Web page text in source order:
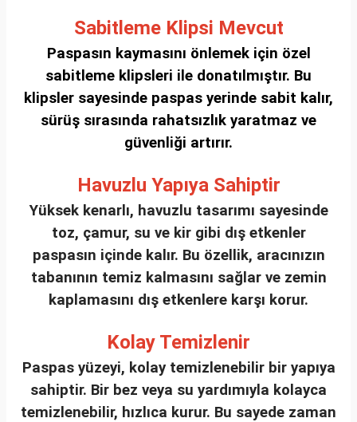
Sabitleme Klipsi Mevcut
Paspasın kaymasını önlemek için özel
sabitleme klipsleri ile donatılmıştır. Bu
klipsler sayesinde paspas yerinde sabit kalır,
sürüş sırasında rahatsızlık yaratmaz ve
güvenliği artırır.
Havuzlu Yapıya Sahiptir
Yüksek kenarlı, havuzlu tasarımı sayesinde
toz, çamur, su ve kir gibi dış etkenler
paspasın içinde kalır. Bu özellik, aracınızın
tabanının temiz kalmasını sağlar ve zemin
kaplamasını dış etkenlere karşı korur.
Kolay Temizlenir
Paspas yüzeyi, kolay temizlenebilir bir yapıya
sahiptir. Bir bez veya su yardımıyla kolayca
temizlenebilir, hızlıca kurur. Bu sayede zaman